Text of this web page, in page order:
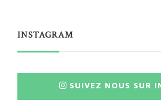
INSTAGRAM
SUIVEZ NOUS SUR